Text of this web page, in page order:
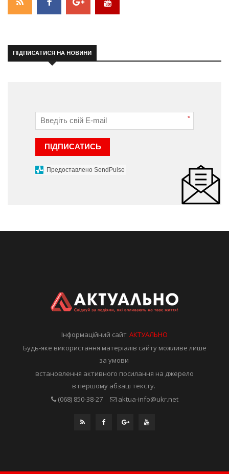
ПІДПИСАТИСЯ НА НОВИНИ
*
ПІДПИСАТИСЬ
Предоставлено SendPulse
Інформаційний сайтАКТУАЛЬНО
Будь-яке використання матеріалів сайту можливе лише
за умови
встановлення активного посилання на джерело
в першому абзаці тексту.
(068) 850-38-27
aktua-info@ukr.net